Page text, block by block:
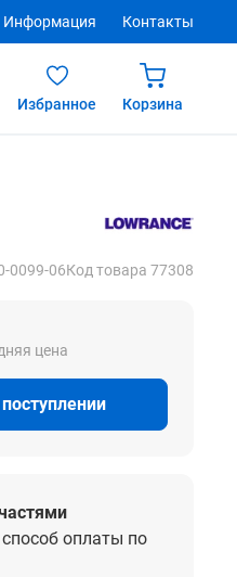
Информация Контакты
Избранное Корзина
0099-06Код товара 77308
цена
оплаты по